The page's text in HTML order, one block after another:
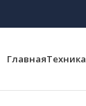
ГлавнаяТехника